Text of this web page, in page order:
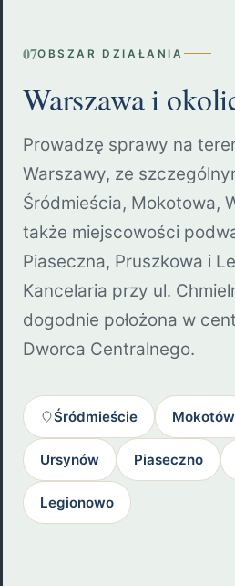
07OBSZAR DZIAŁANIA
Warszawa i
Prowadzę sprawy na
Warszawy, ze
Śródmieścia, Mokotowa,
także miejscowości
Piaseczna, Pruszkowa i
Kancelaria przy ul.
dogodnie położona w
Dworca Centralnego.
Śródmieście Mokotów
Ursynów Piaseczno
Legionowo